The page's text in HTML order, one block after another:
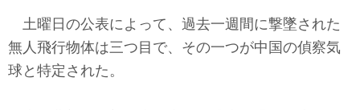
土曜日の公表によって、過去一週間に撃墜された
無人飛行物体は三つ目で、その一つが中国の偵察気
球と特定された。